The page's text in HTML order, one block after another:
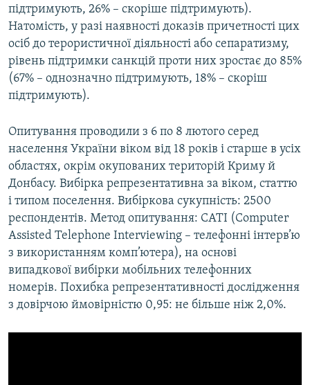
підтримують, 26% – скоріше підтримують).
Натомість, у разі наявності доказів причетності цих
осіб до терористичної діяльності або сепаратизму,
рівень підтримки санкцій проти них зростає до 85%
(67% – однозначно підтримують, 18% – скоріш
підтримують).
Опитування проводили з 6 по 8 лютого серед
населення України віком від 18 років і старше в усіх
областях, окрім окупованих територій Криму й
Донбасу. Вибірка репрезентативна за віком, статтю
і типом поселення. Вибіркова сукупність: 2500
респондентів. Метод опитування: CATI (Computer
Assisted Telephone Interviewing – телефонні інтерв’ю
з використанням комп’ютера), на основі
випадкової вибірки мобільних телефонних
номерів. Похибка репрезентативності дослідження
з довірчою ймовірністю 0,95: не більше ніж 2,0%.